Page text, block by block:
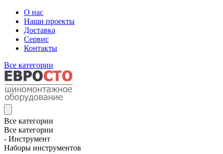
О нас
Наши проекты
Доставка
Сервис
Контакты
Все категории
Все категории
Все категории
- Инструмент
Наборы инструментов